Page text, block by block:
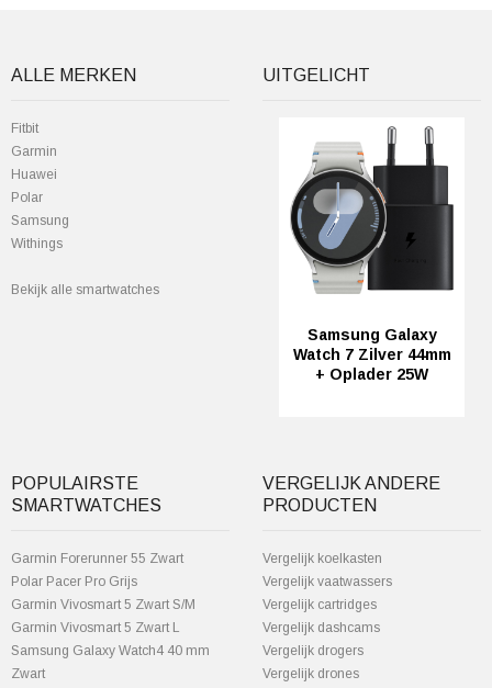
ALLE MERKEN
Fitbit
Garmin
Huawei
Polar
Samsung
Withings
Bekijk alle smartwatches
UITGELICHT
Samsung Galaxy
Watch 7 Zilver 44mm
+ Oplader 25W
POPULAIRSTE
SMARTWATCHES
Garmin Forerunner 55 Zwart
Polar Pacer Pro Grijs
Garmin Vivosmart 5 Zwart S/M
Garmin Vivosmart 5 Zwart L
Samsung Galaxy Watch4 40 mm
Zwart
VERGELIJK ANDERE
PRODUCTEN
Vergelijk koelkasten
Vergelijk vaatwassers
Vergelijk cartridges
Vergelijk dashcams
Vergelijk drogers
Vergelijk drones